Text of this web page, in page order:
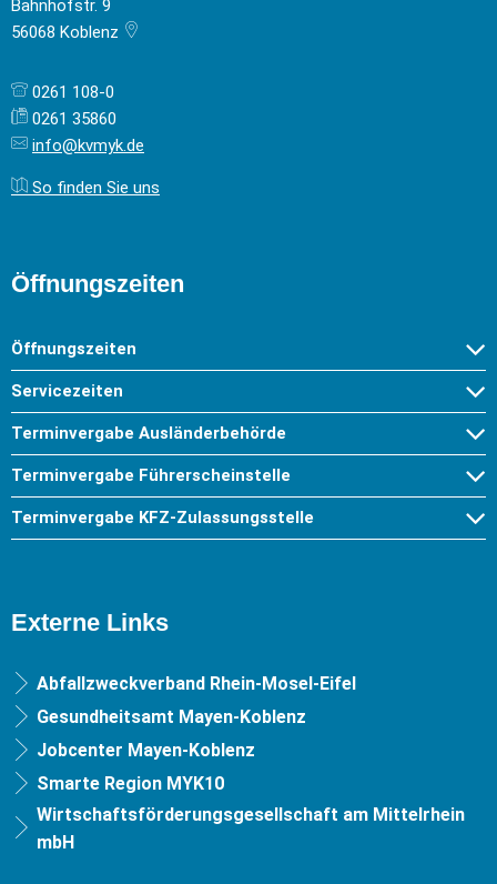
Bahnhofstr. 9
56068 Koblenz
0261 108-0
0261 35860
info@kvmyk.de
So finden Sie uns
Öffnungszeiten
Öffnungszeiten
Servicezeiten
Terminvergabe Ausländerbehörde
Terminvergabe Führerscheinstelle
Terminvergabe KFZ-Zulassungsstelle
Externe Links
Abfallzweckverband Rhein-Mosel-Eifel
Gesundheitsamt Mayen-Koblenz
Jobcenter Mayen-Koblenz
Smarte Region MYK10
Wirtschaftsförderungsgesellschaft am Mittelrhein
mbH